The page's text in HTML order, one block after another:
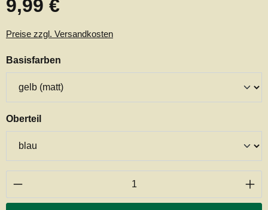
Regulärer Preis:
9,99 €
Preise zzgl. Versandkosten
Basisfarben
Oberteilauswählen
Produkt Anzahl: Gib den gewünschten